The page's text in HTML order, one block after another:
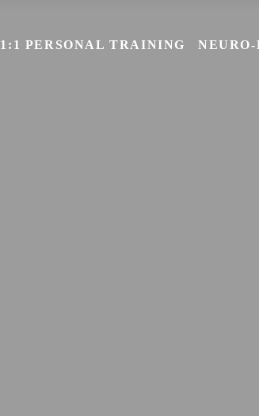
1:1 PERSONAL TRAINING NEURO-